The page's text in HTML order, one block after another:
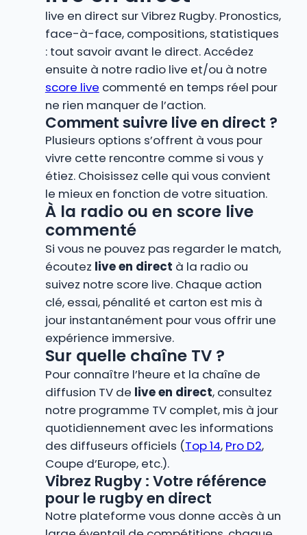
live en direct sur Vibrez Rugby. Pronostics,
face-à-face, compositions, statistiques
: tout savoir avant le direct. Accédez
ensuite à notre radio live et/ou à notre
score live commenté en temps réel pour
ne rien manquer de l’action.
Comment suivre live en direct ?
Plusieurs options s’offrent à vous pour
vivre cette rencontre comme si vous y
étiez. Choisissez celle qui vous convient
le mieux en fonction de votre situation.
À la radio ou en score live
commenté
Si vous ne pouvez pas regarder le match,
écoutez live en direct à la radio ou
suivez notre score live. Chaque action
clé, essai, pénalité et carton est mis à
jour instantanément pour vous offrir une
expérience immersive.
Sur quelle chaîne TV ?
Pour connaître l’heure et la chaîne de
diffusion TV de live en direct, consultez
notre programme TV complet, mis à jour
quotidiennement avec les informations
des diffuseurs officiels (Top 14, Pro D2,
Coupe d’Europe, etc.).
Vibrez Rugby : Votre référence
pour le rugby en direct
Notre plateforme vous donne accès à un